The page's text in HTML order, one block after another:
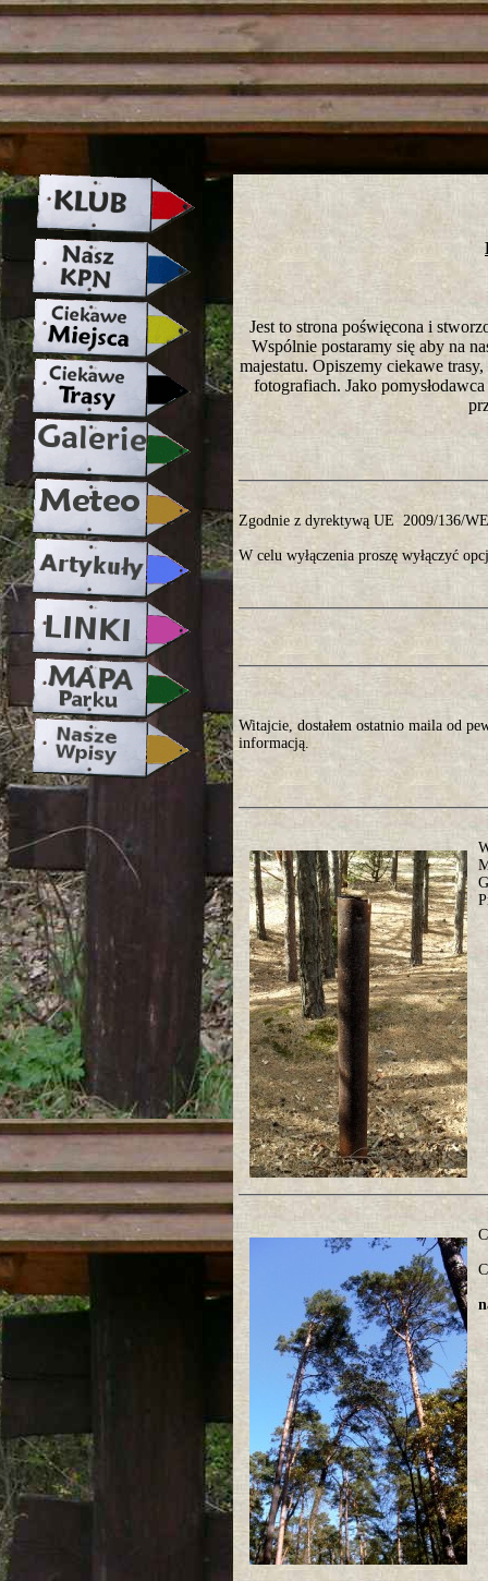
strona w naprawie zapraszamy
Jest to strona poświęcona i
Wspólnie postaramy się aby na
majestatu. Opiszemy ciekawe
fotografiach. Jako
Zgodnie z dyrektywą UE 2009/136/
W celu wyłączenia proszę wyłączyć
Witajcie, dostałem ostatnio maila od
informacją.